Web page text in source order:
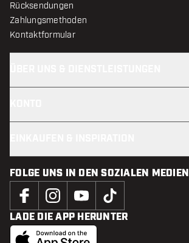
Rücksendungen
Zahlungsmethoden
Kontaktformular
FOLGE UNS IN DEN SOZIALEN MEDIEN
LADE DIE APP HERUNTER